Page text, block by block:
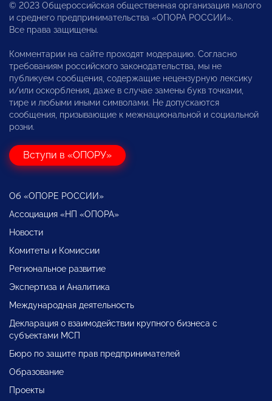
© 2023 Общероссийская общественная организация малого
и среднего предпринимательства «ОПОРА РОССИИ».
Все права защищены.
Комментарии на сайте проходят модерацию. Согласно
требованиям российского законодательства, мы не
публикуем сообщения, содержащие нецензурную лексику
и/или оскорбления, даже в случае замены букв точками,
тире и любыми иными символами. Не допускаются
сообщения, призывающие к межнациональной и социальной
розни.
Вступи в «ОПОРУ»
Об «ОПОРЕ РОССИИ»
Ассоциация «НП «ОПОРА»
Новости
Комитеты и Комиссии
Региональное развитие
Экспертиза и Аналитика
Международная деятельность
Декларация о взаимодействии крупного бизнеса с
субъектами МСП
Бюро по защите прав предпринимателей
Образование
Проекты